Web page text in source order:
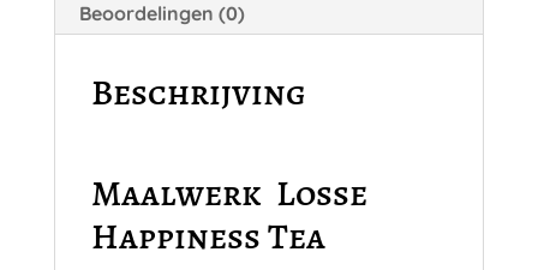
Beoordelingen (0)
Beschrijving
Maalwerk Losse
Happiness Tea